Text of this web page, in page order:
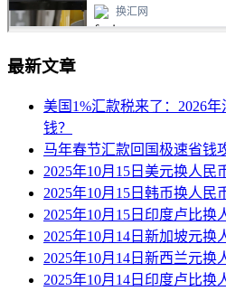
最新文章
美国1%汇款税来了：2026
钱？
马年春节汇款回国极速省钱
2025年10月15日美元换人民
2025年10月15日韩币换人民
2025年10月15日印度卢比换
2025年10月14日新加坡元换
2025年10月14日新西兰元换
2025年10月14日印度卢比换